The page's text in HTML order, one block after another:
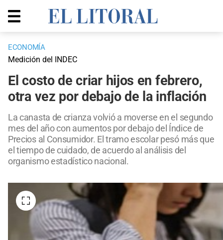
ECONOMÍA
Medición del INDEC
El costo de criar hijos en febrero,
otra vez por debajo de la inflación
La canasta de crianza volvió a moverse en el segundo
mes del año con aumentos por debajo del Índice de
Precios al Consumidor. El tramo escolar pesó más que
el tiempo de cuidado, de acuerdo al análisis del
organismo estadístico nacional.